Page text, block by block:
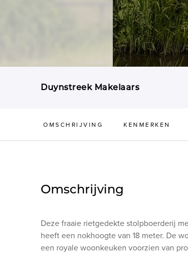
Duynstreek Makelaars
OMSCHRIJVING KENMERKEN
Omschrijving
Deze fraaie rietgedekte stolpboerderij
heeft een nokhoogte van 18 meter. De
een royale woonkeuken voorzien van